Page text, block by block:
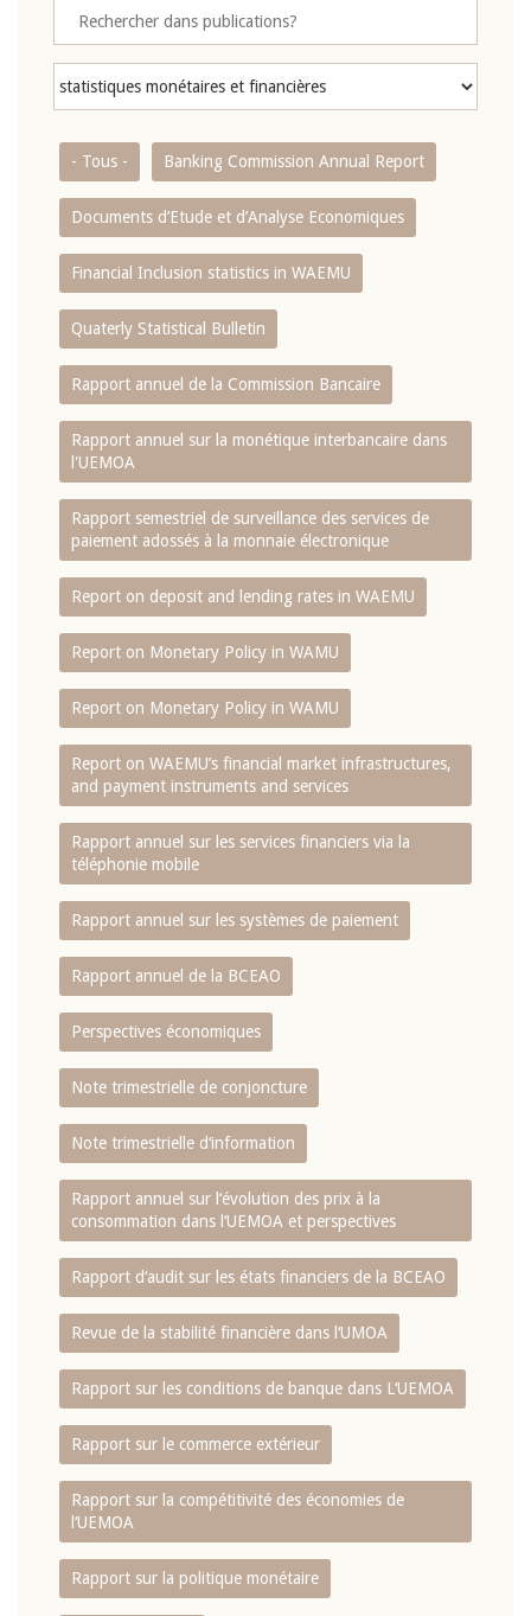
- Tous - Banking Commission Annual Report
Documents d’Etude et d’Analyse Economiques
Financial Inclusion statistics in WAEMU
Quaterly Statistical Bulletin
Rapport annuel de la Commission Bancaire
Rapport annuel sur la monétique interbancaire dans
l'UEMOA
Rapport semestriel de surveillance des services de
paiement adossés à la monnaie électronique
Report on deposit and lending rates in WAEMU
Report on Monetary Policy in WAMU
Report on Monetary Policy in WAMU
Report on WAEMU’s financial market infrastructures,
and payment instruments and services
Rapport annuel sur les services financiers via la
téléphonie mobile
Rapport annuel sur les systèmes de paiement
Rapport annuel de la BCEAO
Perspectives économiques
Note trimestrielle de conjoncture
Note trimestrielle d‘information
Rapport annuel sur l‘évolution des prix à la
consommation dans l‘UEMOA et perspectives
Rapport d‘audit sur les états financiers de la BCEAO
Revue de la stabilité financière dans l‘UMOA
Rapport sur les conditions de banque dans L‘UEMOA
Rapport sur le commerce extérieur
Rapport sur la compétitivité des économies de
l‘UEMOA
Rapport sur la politique monétaire